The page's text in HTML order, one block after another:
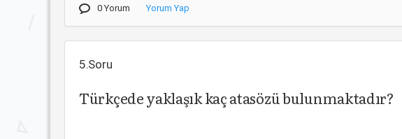
0 Yorum Yorum Yap
5.Soru
Türkçede yaklaşık kaç atasözü bulunmaktadır?